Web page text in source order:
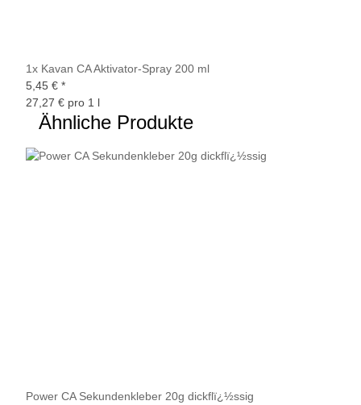
1x Kavan CA Aktivator-Spray 200 ml
5,45 € *
27,27 € pro 1 l
Ähnliche Produkte
Power CA Sekundenkleber 20g dickflï¿½ssig